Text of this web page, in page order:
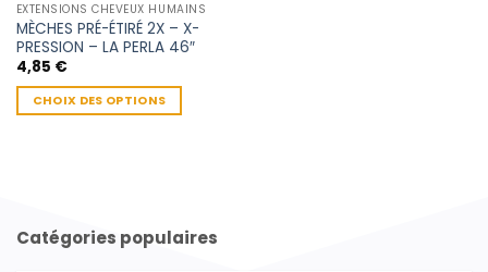
EXTENSIONS CHEVEUX HUMAINS
MÈCHES PRÉ-ÉTIRÉ 2X – X-
PRESSION – LA PERLA 46″
4,85 €
CHOIX DES OPTIONS
Les
Catégories populaires